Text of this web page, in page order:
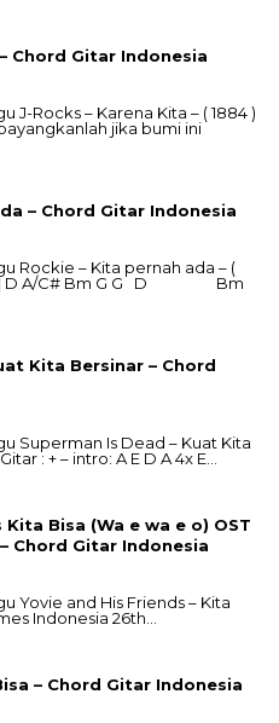
Chord Gitar Indonesia
J-Rocks – Karena Kita – ( 1884 )
jika bumi ini
– Chord Gitar Indonesia
Rockie – Kita pernah ada – (
D A/C# Bm G G D Bm
Kita Bersinar – Chord
Superman Is Dead – Kuat Kita
: + – intro: A E D A 4x E…
Bisa (Wa e wa e o) OST
Chord Gitar Indonesia
Yovie and His Friends – Kita
Indonesia 26th…
– Chord Gitar Indonesia